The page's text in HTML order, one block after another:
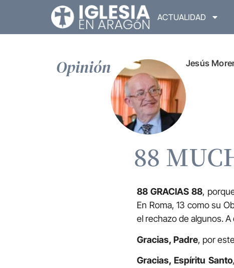
ACTUALIDAD
Opinión Jesús
88
88 GRACIAS 88,
En Roma, 13 como su
el rechazo de algunos.
Gracias, Padre, por
Gracias, Espíritu Santo